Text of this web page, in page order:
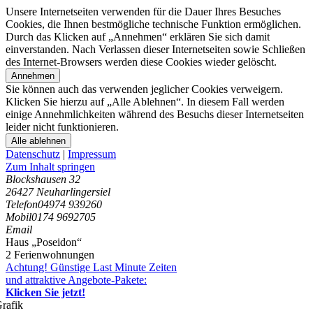
Unsere Internetseiten verwenden für die Dauer Ihres Besuches
Cookies, die Ihnen bestmögliche technische Funktion ermöglichen.
Durch das Klicken auf „Annehmen“ erklären Sie sich damit
einverstanden. Nach Verlassen dieser Internetseiten sowie Schließen
des Internet-Browsers werden diese Cookies wieder gelöscht.
Annehmen
Sie können auch das verwenden jeglicher Cookies verweigern.
Klicken Sie hierzu auf „Alle Ablehnen“. In diesem Fall werden
einige Annehmlichkeiten während des Besuchs dieser Internetseiten
leider nicht funktionieren.
Alle ablehnen
Datenschutz | Impressum
Zum Inhalt springen
Blockshausen 32
26427 Neuharlingersiel
Telefon04974 939260
Mobil0174 9692705
Email
Haus „Poseidon“
2 Ferienwohnungen
Achtung! Günstige Last Minute Zeiten
und attraktive Angebote-Pakete:
Klicken Sie jetzt!